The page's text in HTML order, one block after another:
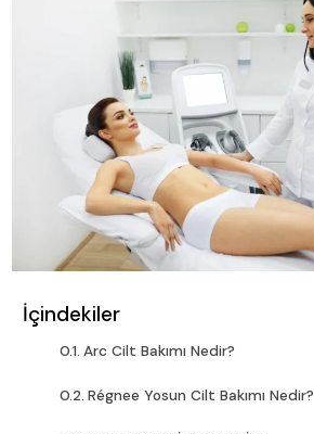
İçindekiler
Arc Cilt Bakımı Nedir?
Régnee Yosun Cilt Bakımı Nedir?